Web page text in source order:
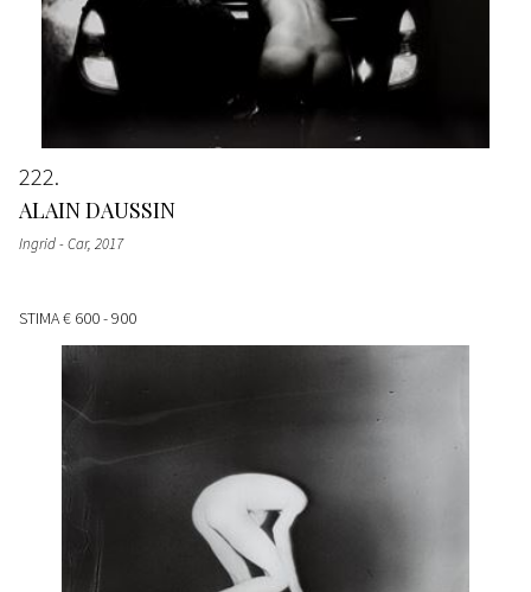
222
ALAIN DAUSSIN
Ingrid - Car, 2017
STIMA€ 600 - 900